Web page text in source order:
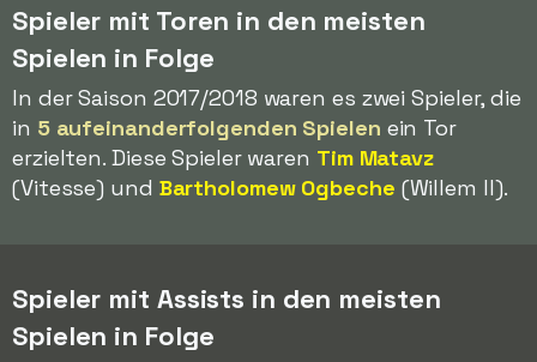
Spieler mit Toren in den meisten
Spielen in Folge
In der Saison 2017/2018 waren es zwei Spieler, die
in 5 aufeinanderfolgenden Spielen ein Tor
erzielten. Diese Spieler waren Tim Matavz
(Vitesse) und Bartholomew Ogbeche (Willem II).
Spieler mit Assists in den meisten
Spielen in Folge